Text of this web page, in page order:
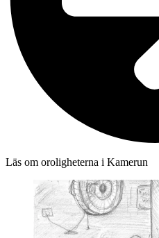
Läs om oroligheterna i Kamerun